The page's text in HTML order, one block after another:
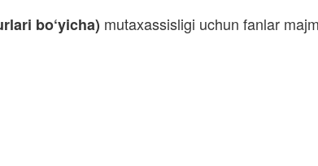
bo‘yicha) mutaxassisligi uchun fanlar